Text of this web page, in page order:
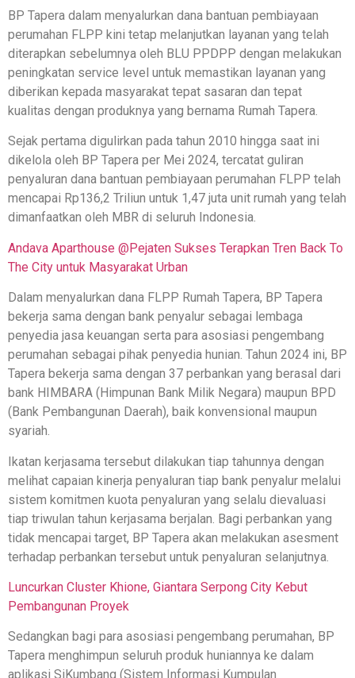
BP Tapera dalam menyalurkan dana bantuan pembiayaan
perumahan FLPP kini tetap melanjutkan layanan yang telah
diterapkan sebelumnya oleh BLU PPDPP dengan melakukan
peningkatan service level untuk memastikan layanan yang
diberikan kepada masyarakat tepat sasaran dan tepat
kualitas dengan produknya yang bernama Rumah Tapera.
Sejak pertama digulirkan pada tahun 2010 hingga saat ini
dikelola oleh BP Tapera per Mei 2024, tercatat guliran
penyaluran dana bantuan pembiayaan perumahan FLPP telah
mencapai Rp136,2 Triliun untuk 1,47 juta unit rumah yang telah
dimanfaatkan oleh MBR di seluruh Indonesia.
Andava Aparthouse @Pejaten Sukses Terapkan Tren Back To
The City untuk Masyarakat Urban
Dalam menyalurkan dana FLPP Rumah Tapera, BP Tapera
bekerja sama dengan bank penyalur sebagai lembaga
penyedia jasa keuangan serta para asosiasi pengembang
perumahan sebagai pihak penyedia hunian. Tahun 2024 ini, BP
Tapera bekerja sama dengan 37 perbankan yang berasal dari
bank HIMBARA (Himpunan Bank Milik Negara) maupun BPD
(Bank Pembangunan Daerah), baik konvensional maupun
syariah.
Ikatan kerjasama tersebut dilakukan tiap tahunnya dengan
melihat capaian kinerja penyaluran tiap bank penyalur melalui
sistem komitmen kuota penyaluran yang selalu dievaluasi
tiap triwulan tahun kerjasama berjalan. Bagi perbankan yang
tidak mencapai target, BP Tapera akan melakukan asesment
terhadap perbankan tersebut untuk penyaluran selanjutnya.
Luncurkan Cluster Khione, Giantara Serpong City Kebut
Pembangunan Proyek
Sedangkan bagi para asosiasi pengembang perumahan, BP
Tapera menghimpun seluruh produk huniannya ke dalam
aplikasi SiKumbang (Sistem Informasi Kumpulan